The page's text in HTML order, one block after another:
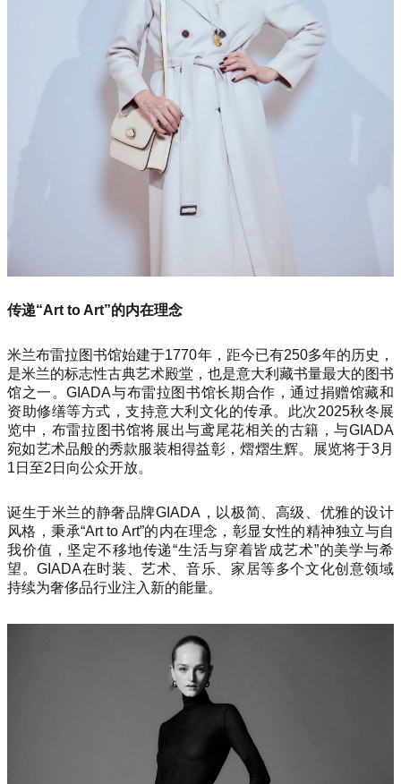
传递“Art to Art”的内在理念
米兰布雷拉图书馆始建于1770年，距今已有250多年的历史，
是米兰的标志性古典艺术殿堂，也是意大利藏书量最大的图书
馆之一。GIADA与布雷拉图书馆长期合作，通过捐赠馆藏和
资助修缮等方式，支持意大利文化的传承。此次2025秋冬展
览中，布雷拉图书馆将展出与鸢尾花相关的古籍，与GIADA
宛如艺术品般的秀款服装相得益彰，熠熠生辉。展览将于3月
1日至2日向公众开放。
诞生于米兰的静奢品牌GIADA，以极简、高级、优雅的设计
风格，秉承“Art to Art”的内在理念，彰显女性的精神独立与自
我价值，坚定不移地传递“生活与穿着皆成艺术”的美学与希
望。GIADA在时装、艺术、音乐、家居等多个文化创意领域
持续为奢侈品行业注入新的能量。